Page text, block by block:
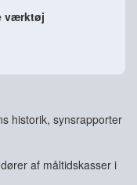
værktøj
historik, synsrapporter
af måltidskasser i